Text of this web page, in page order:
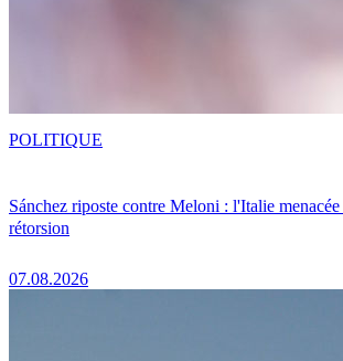
Sánchez riposte contre Meloni : l'Italie menacée
rétorsion
07.08.2026
POLITIQUE